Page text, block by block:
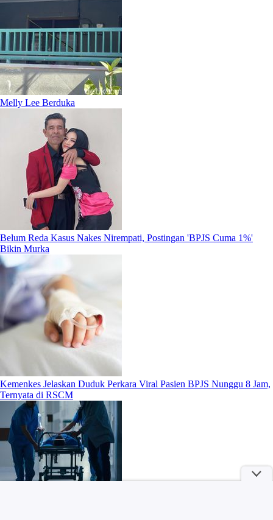
Melly Lee Berduka
Belum Reda Kasus Nakes Nirempati, Postingan 'BPJS Cuma 1%'
Bikin Murka
Kemenkes Jelaskan Duduk Perkara Viral Pasien BPJS Nunggu 8 Jam,
Ternyata di RSCM